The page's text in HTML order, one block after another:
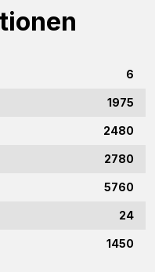
6
1975
2480
2780
5760
24
1450